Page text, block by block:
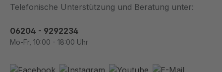
Telefonische Unterstützung und Beratung unter:
06204 - 9292234
Mo-Fr, 10:00 - 18:00 Uhr